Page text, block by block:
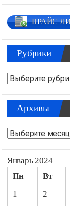
ПРАЙС
Рубрики
Рубрики
Архивы
Архивы
Январь 2024
Пн Вт
1
2